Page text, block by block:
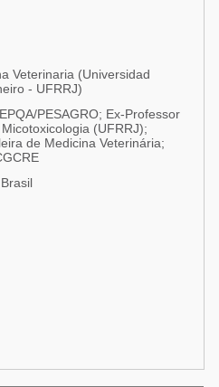
Veterinaria (Universidad
- UFRRJ)
PESAGRO; Ex-Professor
(UFRRJ);
de Medicina Veterinária;